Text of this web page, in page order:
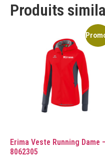
Produits
Erima Veste Running Dame
8062305